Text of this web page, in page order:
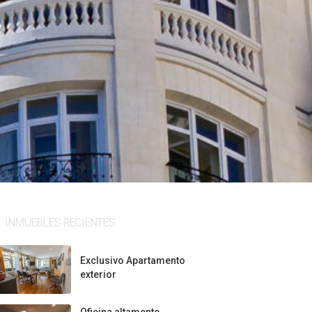
INMUEBLES RECIENTES
Exclusivo Apartamento
exterior